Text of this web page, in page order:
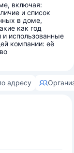
включая:
и список
в доме,
как год
и использованные
компании: её
адресу